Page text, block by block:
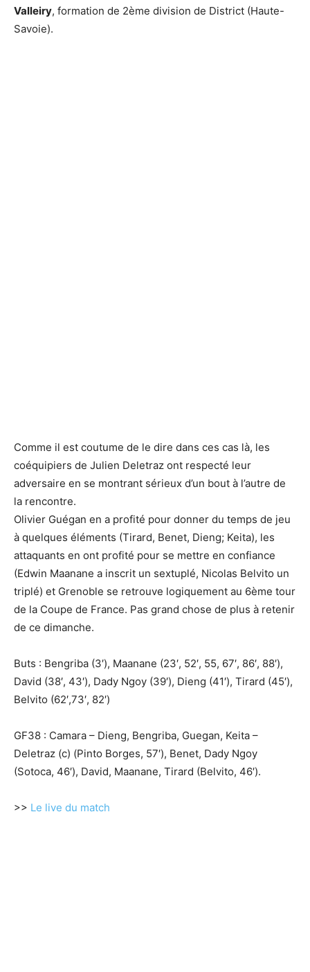
Valleiry, formation de 2ème division de District (Haute-
Savoie).
Comme il est coutume de le dire dans ces cas là, les
coéquipiers de Julien Deletraz ont respecté leur
adversaire en se montrant sérieux d’un bout à l’autre de
la rencontre.
Olivier Guégan en a profité pour donner du temps de jeu
à quelques éléments (Tirard, Benet, Dieng; Keita), les
attaquants en ont profité pour se mettre en confiance
(Edwin Maanane a inscrit un sextuplé, Nicolas Belvito un
triplé) et Grenoble se retrouve logiquement au 6ème tour
de la Coupe de France. Pas grand chose de plus à retenir
de ce dimanche.
Buts : Bengriba (3′), Maanane (23′, 52′, 55, 67′, 86′, 88′),
David (38′, 43′), Dady Ngoy (39′), Dieng (41′), Tirard (45′),
Belvito (62′,73′, 82′)
GF38 : Camara – Dieng, Bengriba, Guegan, Keita –
Deletraz (c) (Pinto Borges, 57′), Benet, Dady Ngoy
(Sotoca, 46′), David, Maanane, Tirard (Belvito, 46′).
>> Le live du match